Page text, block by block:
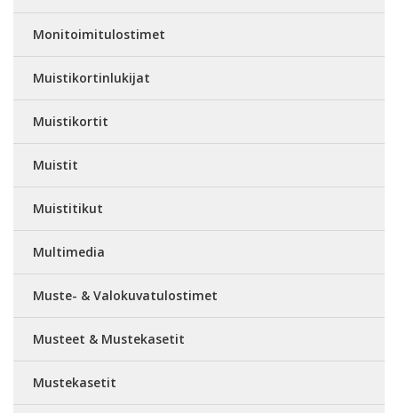
Monitoimitulostimet
Muistikortinlukijat
Muistikortit
Muistit
Muistitikut
Multimedia
Muste- & Valokuvatulostimet
Musteet & Mustekasetit
Mustekasetit